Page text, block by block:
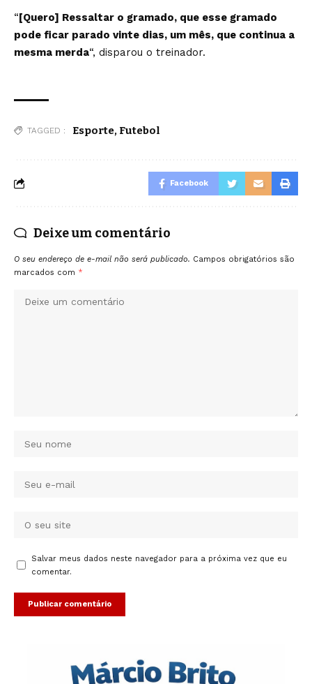
“[Quero] Ressaltar o gramado, que esse gramado
pode ficar parado vinte dias, um mês, que continua a
mesma merda“, disparou o treinador.
TAGGED : Esporte, Futebol
Facebook
Deixe um comentário
O seu endereço de e-mail não será publicado. Campos obrigatórios são
marcados com *
Salvar meus dados neste navegador para a próxima vez que eu
comentar.